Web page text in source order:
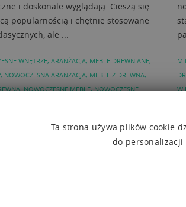
i doskonale wyglądają. Cieszą się
popularnością i chętnie stosowane
ale ...
WNĘTRZE, ARANŻACJA, MEBLE DREWNIANE,
, NOWOCZESNA ARANŻACJA, MEBLE Z DREWNA,
,NOWOCZESNE MEBLE,NOWOCZESNE
Ta strona używa plików cookie
do personalizacji